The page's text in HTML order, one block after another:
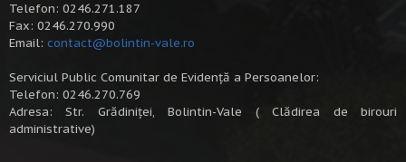
Telefon: 0246.271.187
Fax: 0246.270.990
Email: contact@bolintin-vale.ro
Serviciul Public Comunitar de Evidență a Persoanelor:
Telefon: 0246.270.769
Adresa: Str. Grădiniței, Bolintin-Vale ( Clădirea de birouri
administrative)